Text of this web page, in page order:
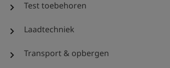
chevron_right Test toebehoren
chevron_right Laadtechniek
chevron_right Transport & opbergen